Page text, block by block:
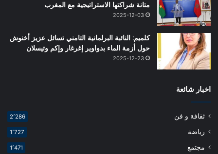
متانة شراكتها الاستراتيجية مع المغرب
2025-12-03
كلميم: النائبة البرلمانية التامني تسائل عزيز أخنوش
حول أزمة الماء بدواوير إغرغار وإكم وتيسلان
2025-12-23
اخبار شائعة
ثقافة و فن 2٬286
رياضة 1٬727
مجتمع 1٬471